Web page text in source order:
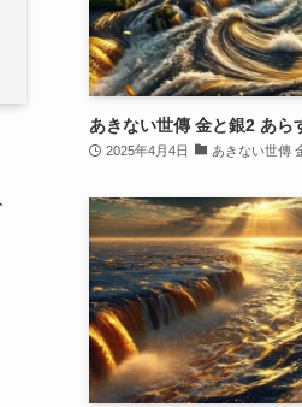
あきない世傳 金と銀2 あら
2025年4月4日 あきない世傳